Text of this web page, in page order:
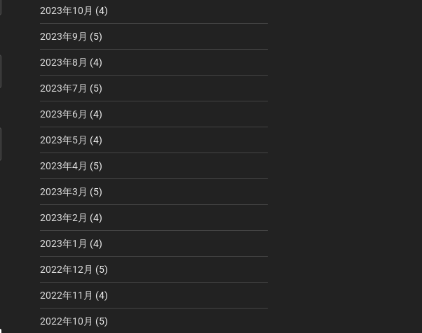
2023年10月 (4)
2023年9月 (5)
2023年8月 (4)
2023年7月 (5)
2023年6月 (4)
2023年5月 (4)
2023年4月 (5)
2023年3月 (5)
2023年2月 (4)
2023年1月 (4)
2022年12月 (5)
2022年11月 (4)
2022年10月 (5)